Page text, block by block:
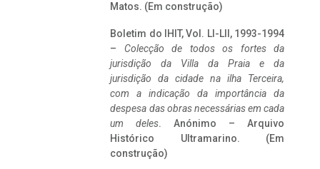
Matos. (Em construção)
Boletim do IHIT, Vol. LI-LII, 1993-1994
– Colecção de todos os fortes da
jurisdição da Villa da Praia e da
jurisdição da cidade na ilha Terceira,
com a indicação da importância da
despesa das obras necessárias em cada
um deles. Anónimo – Arquivo
Histórico Ultramarino. (Em
construção)